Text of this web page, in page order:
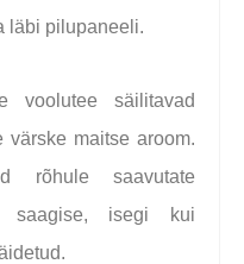
läbi pilupaneeli.
voolutee säilitavad
maitse aroom.
rõhule saavutate
saagise, isegi kui